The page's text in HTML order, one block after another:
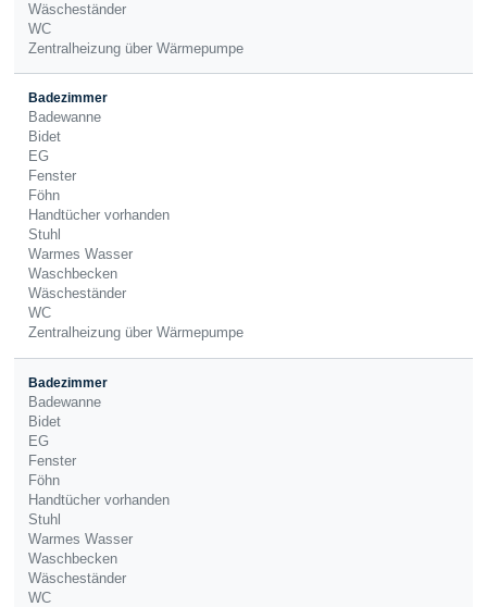
Wäscheständer
WC
Zentralheizung über Wärmepumpe
Badezimmer
Badewanne
Bidet
EG
Fenster
Föhn
Handtücher vorhanden
Stuhl
Warmes Wasser
Waschbecken
Wäscheständer
WC
Zentralheizung über Wärmepumpe
Badezimmer
Badewanne
Bidet
EG
Fenster
Föhn
Handtücher vorhanden
Stuhl
Warmes Wasser
Waschbecken
Wäscheständer
WC